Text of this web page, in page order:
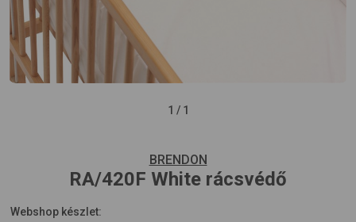
1 / 1
BRENDON
RA/420F White rácsvédő
Webshop készlet: